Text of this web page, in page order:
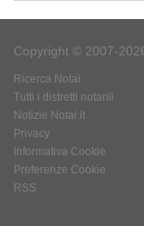
Copyright © 2007-
Ricerca Notai
Tutti i distretti notarili
Notizie Notai.it
Privacy
Informativa Cookie
Preferenze Cookie
RSS